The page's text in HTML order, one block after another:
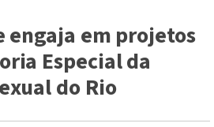
engaja em projetos
Especial da
do Rio